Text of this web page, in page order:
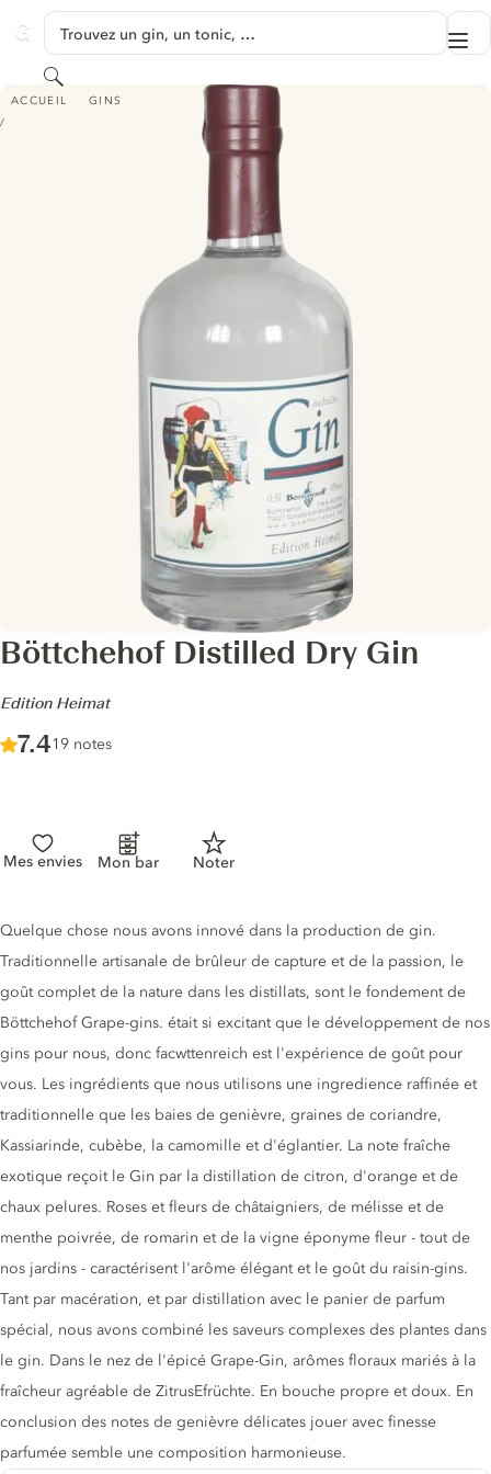
GINVENTORY
Trouvez un gin, un tonic, …
Rechercher
ACCUEIL GINS
BÖTTCHEHOF DISTILLED DRY GIN - EDITION HEIMAT
Böttchehof Distilled Dry Gin
-
Edition Heimat
Score :
7.4/ 10
19 notes
Mes envies Mon bar Noter
Description du gin
Quelque chose nous avons innové dans la production de gin.
Traditionnelle artisanale de brûleur de capture et de la passion, le
goût complet de la nature dans les distillats, sont le fondement de
Böttchehof Grape-gins. était si excitant que le développement de nos
gins pour nous, donc facwttenreich est l'expérience de goût pour
vous. Les ingrédients que nous utilisons une ingredience raffinée et
traditionnelle que les baies de genièvre, graines de coriandre,
Kassiarinde, cubèbe, la camomille et d'églantier. La note fraîche
exotique reçoit le Gin par la distillation de citron, d'orange et de
chaux pelures. Roses et fleurs de châtaigniers, de mélisse et de
menthe poivrée, de romarin et de la vigne éponyme fleur - tout de
nos jardins - caractérisent l'arôme élégant et le goût du raisin-gins.
Tant par macération, et par distillation avec le panier de parfum
spécial, nous avons combiné les saveurs complexes des plantes dans
le gin. Dans le nez de l'épicé Grape-Gin, arômes floraux mariés à la
fraîcheur agréable de ZitrusEfrüchte. En bouche propre et doux. En
conclusion des notes de genièvre délicates jouer avec finesse
parfumée semble une composition harmonieuse.